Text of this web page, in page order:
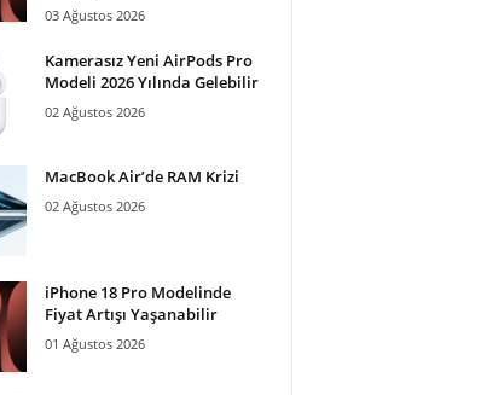
03 Ağustos 2026
Kamerasız Yeni AirPods Pro
Modeli 2026 Yılında Gelebilir
02 Ağustos 2026
MacBook Air’de RAM Krizi
02 Ağustos 2026
iPhone 18 Pro Modelinde
Fiyat Artışı Yaşanabilir
01 Ağustos 2026